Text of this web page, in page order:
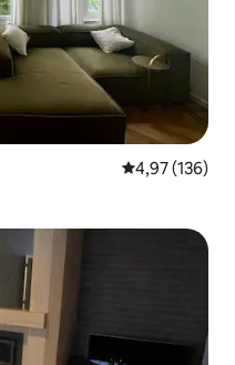
Gemiddelde
4,97 (136)